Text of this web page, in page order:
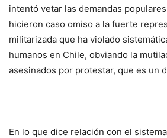
intentó vetar las demandas
hicieron caso omiso a la fuerte
militarizada que ha violado
humanos en Chile, obviando la
asesinados por protestar, que es un
En lo que dice relación con el